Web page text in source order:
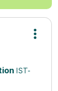
IST-